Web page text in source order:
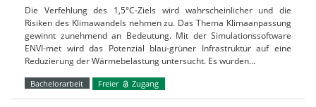
Die Verfehlung des 1,5°C-Ziels wird wahrscheinlicher und die
Risiken des Klimawandels nehmen zu. Das Thema Klimaanpassung
gewinnt zunehmend an Bedeutung. Mit der Simulationssoftware
ENVI-met wird das Potenzial blau-grüner Infrastruktur auf eine
Reduzierung der Wärmebelastung untersucht. Es wurden…
Bachelorarbeit Freier Zugang